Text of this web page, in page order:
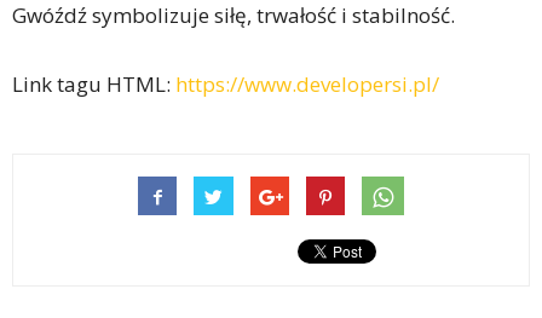
Gwóźdź symbolizuje siłę, trwałość i stabilność.
Link tagu HTML: https://www.developersi.pl/